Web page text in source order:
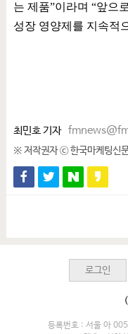
는 제품”이라며 “앞으
성장 영양제를 지속적
최민호 기자
※ 저작권자 ⓒ 한국마케팅신
로그인
등록번호 : 서울 아